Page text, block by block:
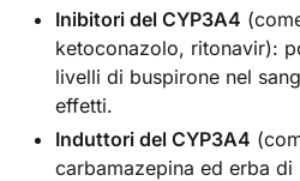
Inibitori del CYP3A4
ketoconazolo, ritonavir):
livelli di buspirone nel
effetti.
Induttori del CYP3A4
carbamazepina ed erba di